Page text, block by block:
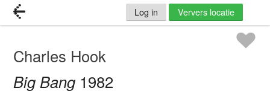
Log in Ververs locatie
Charles Hook
Big Bang 1982